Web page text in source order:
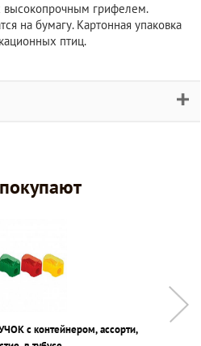
высокопрочным грифелем.
на бумагу. Картонная упаковка
птиц.
с контейнером, ассорти,